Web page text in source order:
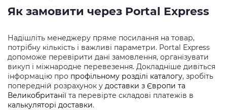
Як замовити через Portal Express
Надішліть менеджеру пряме посилання на товар,
потрібну кількість і важливі параметри. Portal Express
допоможе перевірити дані замовлення, організувати
викуп і міжнародне перевезення. Докладніше дивіться
інформацію про профільному розділі каталогу, зробіть
попередній розрахунок у доставки з Європи та
Великобританії та перевірте складові платежів в
калькуляторі доставки.